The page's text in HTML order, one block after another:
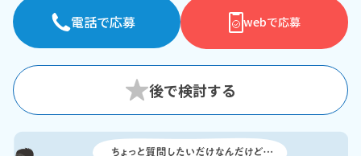
電話で応募 webで応募